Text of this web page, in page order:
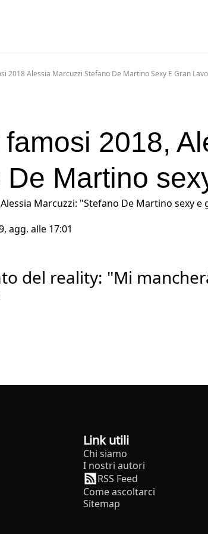
2018 Alessia Marcuzzi Stefano De Martino Sexy E Gran
2018,
De Martino
, agg. alle 17:01
del reality: "Mi
Link utili
Chi siamo
I nostri autori
RSS Feed
Come ascoltarci
Sitemap